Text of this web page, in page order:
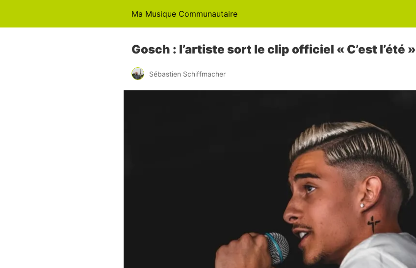
Ma Musique Communautaire
Gosch : l’artiste sort le clip officiel « C’est l’été »
Sébastien Schiffmacher